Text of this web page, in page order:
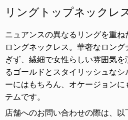
リングトップネックレ
ニュアンスの異なるリングを重
ロングネックレス。華奢なロン
ぎず、繊細で女性らしい雰囲気
るゴールドとスタイリッシュなシ
ーにはもちろん、オケージョンに
テムです。
店舗へのお問い合わせの際は、以